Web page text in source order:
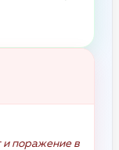
и поражение в